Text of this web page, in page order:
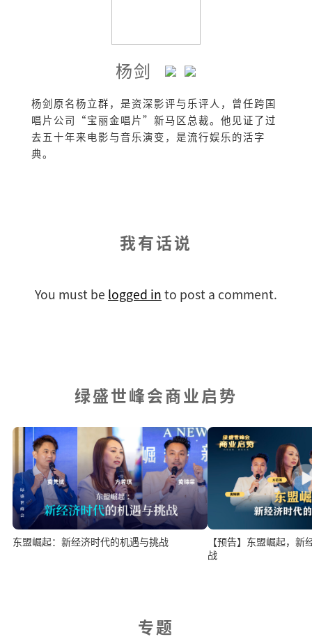
杨剑
杨剑原名杨立群，是资深影评与乐评人，曾任跨国
唱片公司“宝丽金唱片”新马区总裁。他见证了过
去五十年来电影与音乐演变，是流行娱乐的活字
典。
我有话说
You must be logged in to post a comment.
绿盛世峰会商业启势
东盟崛起：新经济时代的机遇与挑战
【预告】东盟崛起，
战
专题